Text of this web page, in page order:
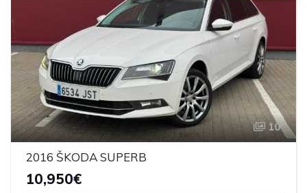
10
2016 ŠKODA SUPERB
10,950€